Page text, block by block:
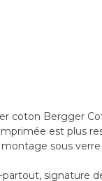
coton Bergger
est plus
sous
signature